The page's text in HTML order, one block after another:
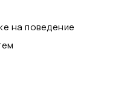
на поведение